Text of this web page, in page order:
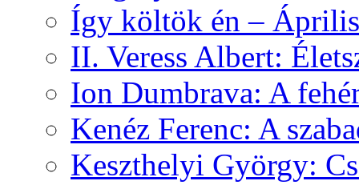
Így költök én –
II. Veress Albert:
Ion Dumbrava: A
Kenéz Ferenc: A
Keszthelyi György: